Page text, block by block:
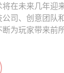
在未来几年迎
司、创意团队
为玩家带来前